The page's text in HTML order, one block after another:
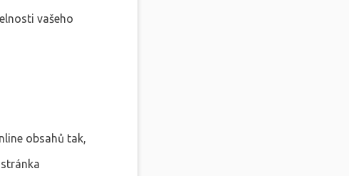
vašeho
obsahů tak,